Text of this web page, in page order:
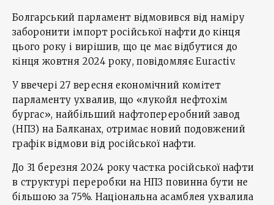
Болгарський парламент відмовився від наміру
заборонити імпорт російської нафти до кінця
цього року і вирішив, що це має відбутися до
кінця жовтня 2024 року, повідомляє Euractiv.
У ввечері 27 вересня економічний комітет
парламенту ухвалив, що «лукойл нефтохім
бургас», найбільший нафтопереробний завод
(НПЗ) на Балканах, отримає новий подовжений
графік відмови від російської нафти.
До 31 березня 2024 року частка російської нафти
в структурі переробки на НПЗ повинна бути не
більшою за 75%. Національна асамблея ухвалила